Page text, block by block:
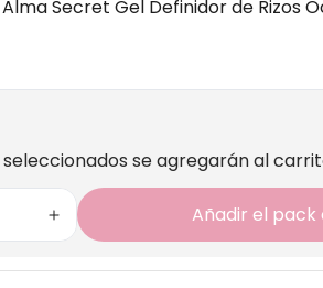
Alma Secret Gel Definidor de Rizos
se agregarán al
Añadir el